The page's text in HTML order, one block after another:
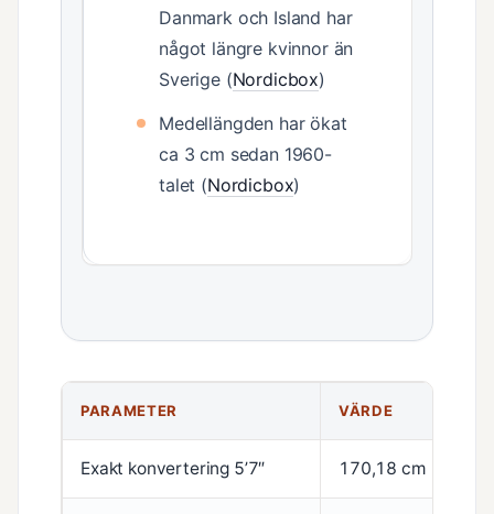
Danmark och Island har
något längre kvinnor än
Sverige (Nordicbox)
Medellängden har ökat
ca 3 cm sedan 1960-
talet (Nordicbox)
PARAMETER VÄRDE
Exakt konvertering 5’7″ 170,18 cm